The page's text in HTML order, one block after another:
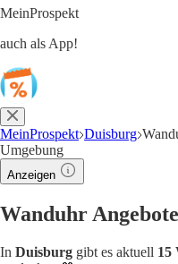
MeinProspekt
auch als App!
MeinProspekt Duisburg
Umgebung
Anzeigen
Wanduhr
In Duisburg gibt es aktuell 15